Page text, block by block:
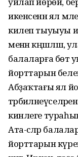
икенсенән ял
килеп тыуыуы
менән
балаларға
йорттарын
Абҙаҡтағы ял
кинлеге
Ата-әсәләр
йорттарын